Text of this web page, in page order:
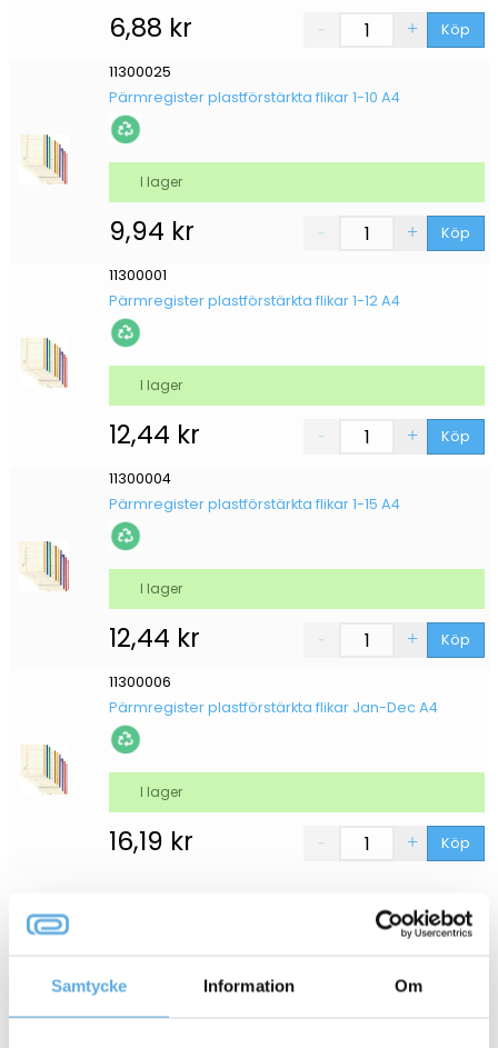
Samtycke Information Om
6,88 kr Köp
11300025
Pärmregister plastförstärkta flikar 1-10 A4
9,94 kr Köp
I lager
11300001
Pärmregister plastförstärkta flikar 1-12 A4
12,44 kr Köp
I lager
11300004
Pärmregister plastförstärkta flikar 1-15 A4
12,44 kr Köp
I lager
11300006
Pärmregister plastförstärkta flikar Jan-Dec A4
16,19 kr Köp
I lager
Gaffelpärm AO Premium FSC blå A4 80mm